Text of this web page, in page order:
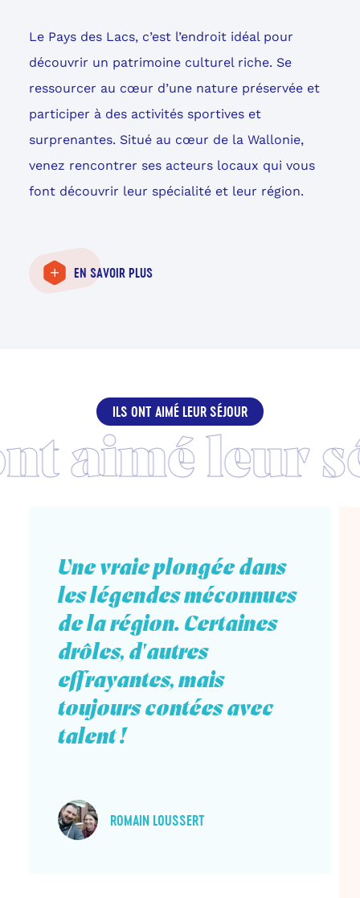
Le Pays des Lacs, c’est l’endroit idéal pour
découvrir un patrimoine culturel riche. Se
ressourcer au cœur d’une nature préservée et
participer à des activités sportives et
surprenantes. Situé au cœur de la Wallonie,
venez rencontrer ses acteurs locaux qui vous
font découvrir leur spécialité et leur région.
EN SAVOIR PLUS
ILS ONT AIMÉ LEUR SÉJOUR
Une vraie plongée dans
les légendes méconnues
de la région. Certaines
drôles, d'autres
effrayantes, mais
toujours contées avec
talent !
ROMAIN LOUSSERT